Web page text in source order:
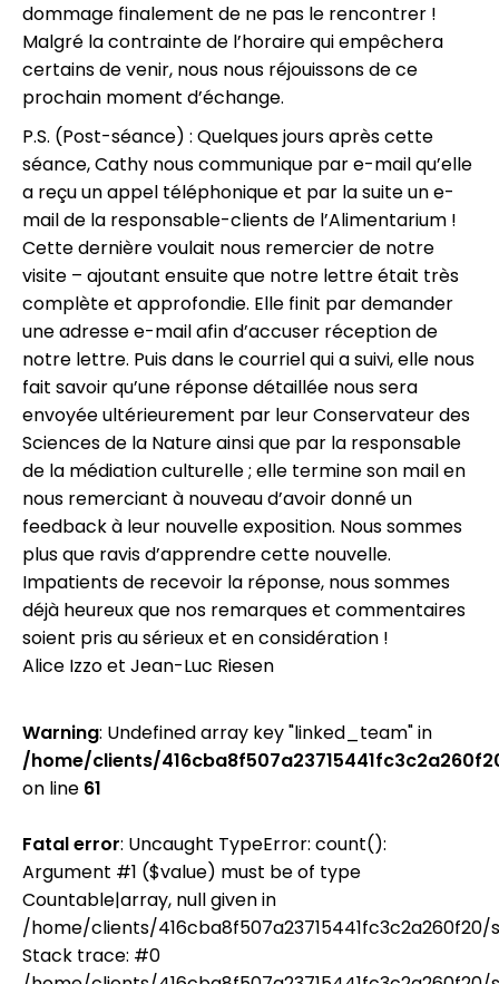
dommage finalement de ne pas le rencontrer !
Malgré la contrainte de l’horaire qui empêchera
certains de venir, nous nous réjouissons de ce
prochain moment d’échange.
P.S. (Post-séance) : Quelques jours après cette
séance, Cathy nous communique par e-mail qu’elle
a reçu un appel téléphonique et par la suite un e-
mail de la responsable-clients de l’Alimentarium !
Cette dernière voulait nous remercier de notre
visite – ajoutant ensuite que notre lettre était très
complète et approfondie. Elle finit par demander
une adresse e-mail afin d’accuser réception de
notre lettre. Puis dans le courriel qui a suivi, elle nous
fait savoir qu’une réponse détaillée nous sera
envoyée ultérieurement par leur Conservateur des
Sciences de la Nature ainsi que par la responsable
de la médiation culturelle ; elle termine son mail en
nous remerciant à nouveau d’avoir donné un
feedback à leur nouvelle exposition. Nous sommes
plus que ravis d’apprendre cette nouvelle.
Impatients de recevoir la réponse, nous sommes
déjà heureux que nos remarques et commentaires
soient pris au sérieux et en considération !
Alice Izzo et Jean-Luc Riesen
Warning: Undefined array key "linked_team" in
/home/clients/
on line 61
Fatal error: Uncaught TypeError: count():
Argument #1 ($value) must be of type
Countable|array, null given in
/home/clients/
Stack trace: #0